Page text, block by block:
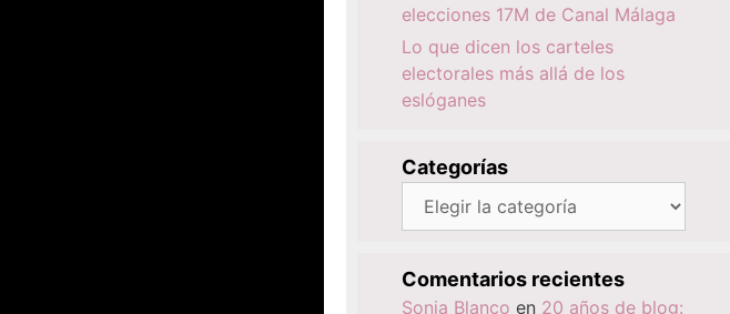
elecciones 17M de Canal Málaga
Lo que dicen los carteles
electorales más allá de los
eslóganes
Categorías
Categorías
Comentarios recientes
Sonia Blanco en 20 años de blog: